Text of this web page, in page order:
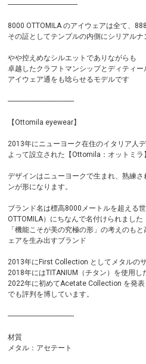
---------------------------------------
8000 OTTOMILA のアイウェアは全て、
その証としてテンプルの内側にシリアル
やや控えめなシルエットでありながらも
卓越したクラフトマンシップとディティ
アイウェア通をも唸らせるモデルです
-------------------------------------
【Ottomila eyewear】
2013年にニューヨーク在住のイタリア人
よって設立された【Ottomila：オットミラ
デザインはニューヨークで生まれ、熟練
ンが形になります。
ブランド名は標高8000メートルを超える
OTTOMILA）にちなんで名付けられました
「機能こそが美の究極の形」の考えのも
ェアを生み出すブランド
2013年にFirst Collection としてメタルの
2018年にはTITANIUM（チタン）を使用し
2022年に初めてAcetate Collection を発
でも評判を博しています。
-------------------------------------
材質
メタル：アセテート